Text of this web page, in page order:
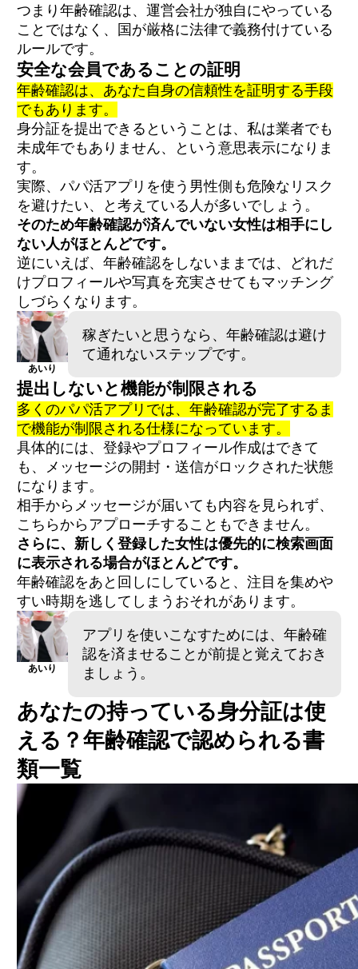
つまり年齢確認は、運営会社が独自にやっている
ことではなく、国が厳格に法律で義務付けている
ルールです。
安全な会員であることの証明
年齢確認は、あなた自身の信頼性を証明する手段
でもあります。
身分証を提出できるということは、私は業者でも
未成年でもありません、という意思表示になりま
す。
実際、パパ活アプリを使う男性側も危険なリスク
を避けたい、と考えている人が多いでしょう。
そのため年齢確認が済んでいない女性は相手にし
ない人がほとんどです。
逆にいえば、年齢確認をしないままでは、どれだ
けプロフィールや写真を充実させてもマッチング
しづらくなります。
あいり
稼ぎたいと思うなら、年齢確認は避け
て通れないステップです。
提出しないと機能が制限される
多くのパパ活アプリでは、年齢確認が完了するま
で機能が制限される仕様になっています。
具体的には、登録やプロフィール作成はできて
も、メッセージの開封・送信がロックされた状態
になります。
相手からメッセージが届いても内容を見られず、
こちらからアプローチすることもできません。
さらに、新しく登録した女性は優先的に検索画面
に表示される場合がほとんどです。
年齢確認をあと回しにしていると、注目を集めや
すい時期を逃してしまうおそれがあります。
あいり
アプリを使いこなすためには、年齢確
認を済ませることが前提と覚えておき
ましょう。
あなたの持っている身分証は使
える？年齢確認で認められる書
類一覧